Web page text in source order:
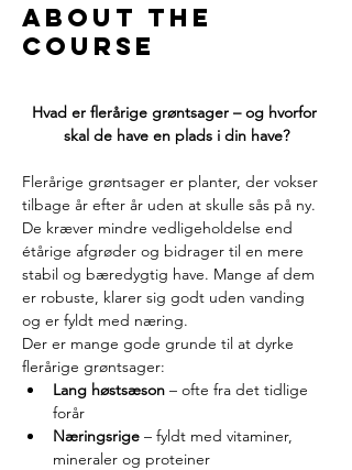
About the
course
Hvad er flerårige grøntsager – og hvorfor
skal de have en plads i din have?
Flerårige grøntsager er planter, der vokser
tilbage år efter år uden at skulle sås på ny.
De kræver mindre vedligeholdelse end
étårige afgrøder og bidrager til en mere
stabil og bæredygtig have. Mange af dem
er robuste, klarer sig godt uden vanding
og er fyldt med næring.
Der er mange gode grunde til at dyrke
flerårige grøntsager:
Lang høstsæson – ofte fra det tidlige
forår
Næringsrige – fyldt med vitaminer,
mineraler og proteiner